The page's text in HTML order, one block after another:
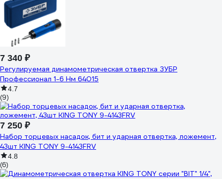
7 340 ₽
Регулируемая динамометрическая отвертка ЗУБР
Профессионал 1-6 Нм 64015
4.7
(9)
7 250 ₽
Набор торцевых насадок, бит и ударная отвертка, ложемент,
43шт KING TONY 9-4143FRV
4.8
(6)